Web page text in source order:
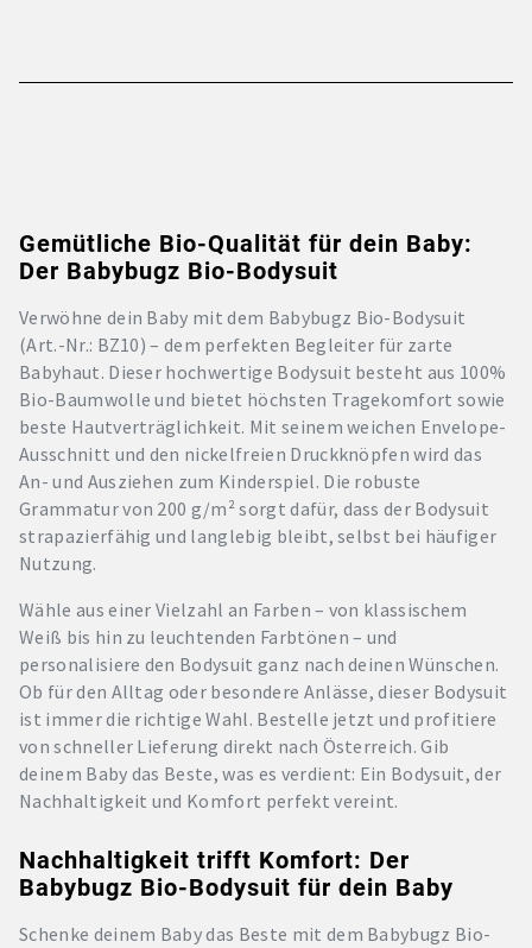
Gemütliche Bio-Qualität für dein Baby:
Der Babybugz Bio-Bodysuit
Verwöhne dein Baby mit dem Babybugz Bio-Bodysuit
(Art.-Nr.: BZ10) – dem perfekten Begleiter für zarte
Babyhaut. Dieser hochwertige Bodysuit besteht aus 100%
Bio-Baumwolle und bietet höchsten Tragekomfort sowie
beste Hautverträglichkeit. Mit seinem weichen Envelope-
Ausschnitt und den nickelfreien Druckknöpfen wird das
An- und Ausziehen zum Kinderspiel. Die robuste
Grammatur von 200 g/m² sorgt dafür, dass der Bodysuit
strapazierfähig und langlebig bleibt, selbst bei häufiger
Nutzung.
Wähle aus einer Vielzahl an Farben – von klassischem
Weiß bis hin zu leuchtenden Farbtönen – und
personalisiere den Bodysuit ganz nach deinen Wünschen.
Ob für den Alltag oder besondere Anlässe, dieser Bodysuit
ist immer die richtige Wahl. Bestelle jetzt und profitiere
von schneller Lieferung direkt nach Österreich. Gib
deinem Baby das Beste, was es verdient: Ein Bodysuit, der
Nachhaltigkeit und Komfort perfekt vereint.
Nachhaltigkeit trifft Komfort: Der
Babybugz Bio-Bodysuit für dein Baby
Schenke deinem Baby das Beste mit dem Babybugz Bio-